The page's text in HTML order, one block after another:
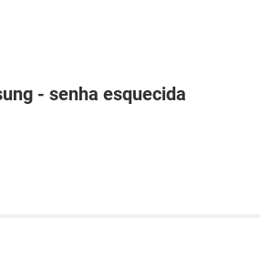
- senha esquecida